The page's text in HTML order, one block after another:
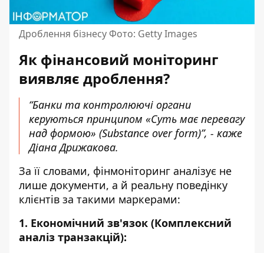
Дроблення бізнесу Фото: Getty Images
Як фінансовий моніторинг
виявляє дроблення?
“Банки та контролюючі органи
керуються принципом «Суть має перевагу
над формою» (Substance over form)”, - каже
Діана Дрижакова.
За її словами, фінмоніторинг аналізує не
лише документи, а й реальну поведінку
клієнтів за такими маркерами:
1. Економічний зв'язок (Комплексний
аналіз транзакцій):